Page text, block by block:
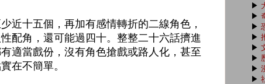
近十五個，再加有感情轉折的二線角色，
配角，還可能過四十。整整二十六話擠進
適當戲份，沒有角色搶戲或路人化，甚至
在不簡單。
▶
▶
▶
▶
▶
▶
▶
▶